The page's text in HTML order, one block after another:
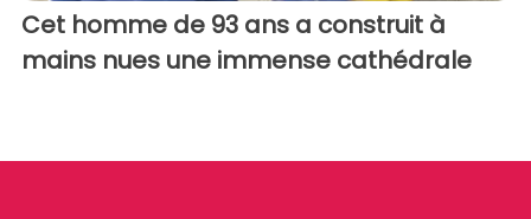
Cet homme de 93 ans a construit à
mains nues une immense cathédrale